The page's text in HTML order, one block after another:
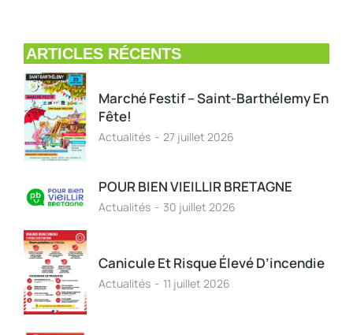
ARTICLES RÉCENTS
Marché Festif – Saint-Barthélemy En
Fête!
Actualités 27 juillet 2026
POUR BIEN VIEILLIR BRETAGNE
Actualités 30 juillet 2026
Canicule Et Risque Élevé D’incendie
Actualités 11 juillet 2026